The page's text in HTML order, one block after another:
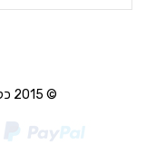
© 2015 כל הזכויות שמורות ל - sweety.co.il